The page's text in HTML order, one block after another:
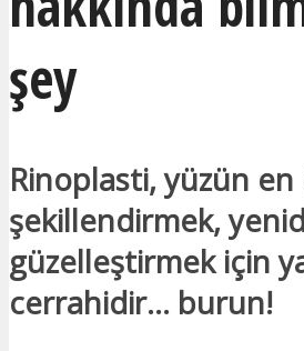
şey
Rinoplasti, yüzün en
şekillendirmek,
güzelleştirmek için
cerrahidir… burun!